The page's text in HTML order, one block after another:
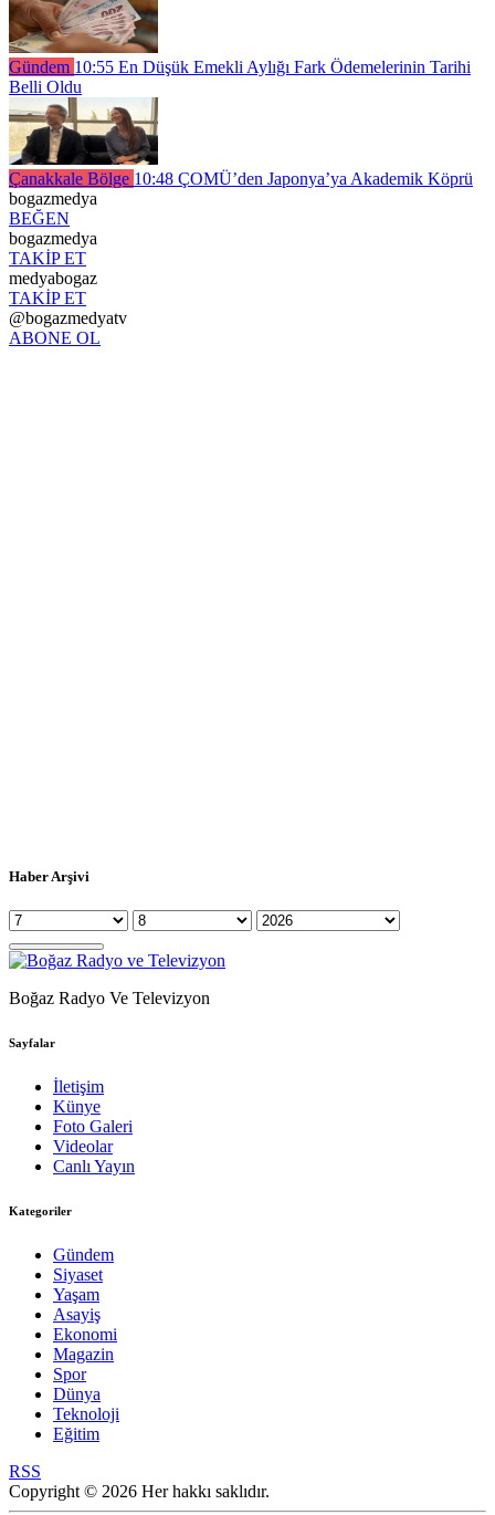
Gündem 10:55 En Düşük Emekli Aylığı Fark Ödemelerinin Tarihi
Belli Oldu
Çanakkale Bölge 10:48 ÇOMÜ’den Japonya’ya Akademik Köprü
bogazmedya
BEĞEN
bogazmedya
TAKİP ET
medyabogaz
TAKİP ET
@bogazmedyatv
ABONE OL
Haber Arşivi
Boğaz Radyo Ve Televizyon
Sayfalar
İletişim
Künye
Foto Galeri
Videolar
Canlı Yayın
Kategoriler
Gündem
Siyaset
Yaşam
Asayiş
Ekonomi
Magazin
Spor
Dünya
Teknoloji
Eğitim
RSS
Copyright © 2026 Her hakkı saklıdır.